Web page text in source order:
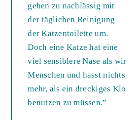
gehen zu nachlässig mit
der täglichen Reinigung
der Katzentoilette um.
Doch eine Katze hat eine
viel sensiblere Nase als wir
Menschen und hasst nichts
mehr, als ein dreckiges Klo
benutzen zu müssen.”